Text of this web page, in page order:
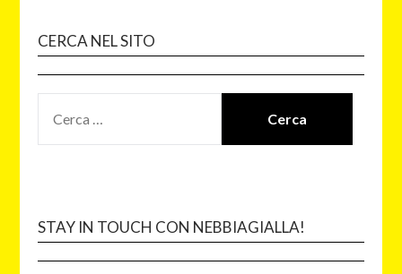
CERCA NEL SITO
STAY IN TOUCH CON NEBBIAGIALLA!